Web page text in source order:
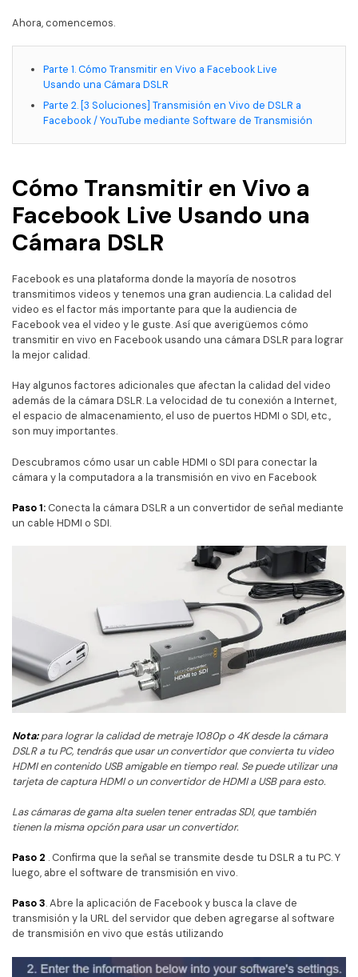
Ahora, comencemos.
Parte 1. Cómo Transmitir en Vivo a Facebook Live
Usando una Cámara DSLR
Parte 2. [3 Soluciones] Transmisión en Vivo de DSLR a
Facebook / YouTube mediante Software de Transmisión
Cómo Transmitir en Vivo a
Facebook Live Usando una
Cámara DSLR
Facebook es una plataforma donde la mayoría de nosotros
transmitimos videos y tenemos una gran audiencia. La calidad del
video es el factor más importante para que la audiencia de
Facebook vea el video y le guste. Así que averigüemos cómo
transmitir en vivo en Facebook usando una cámara DSLR para lograr
la mejor calidad.
Hay algunos factores adicionales que afectan la calidad del video
además de la cámara DSLR. La velocidad de tu conexión a Internet,
el espacio de almacenamiento, el uso de puertos HDMI o SDI, etc.,
son muy importantes.
Descubramos cómo usar un cable HDMI o SDI para conectar la
cámara y la computadora a la transmisión en vivo en Facebook
Paso 1: Conecta la cámara DSLR a un convertidor de señal mediante
un cable HDMI o SDI.
Nota:para lograr la calidad de metraje 1080p o 4K desde la cámara
DSLR a tu PC, tendrás que usar un convertidor que convierta tu video
HDMI en contenido USB amigable en tiempo real. Se puede utilizar una
tarjeta de captura HDMI o un convertidor de HDMI a USB para esto.
Las cámaras de gama alta suelen tener entradas SDI, que también
tienen la misma opción para usar un convertidor.
Paso 2 . Confirma que la señal se transmite desde tu DSLR a tu PC. Y
luego, abre el software de transmisión en vivo.
Paso 3. Abre la aplicación de Facebook y busca la clave de
transmisión y la URL del servidor que deben agregarse al software
de transmisión en vivo que estás utilizando